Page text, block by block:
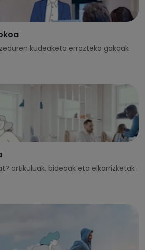
kudeaketa errazteko gakoak
artikuluak, bideoak eta elkarrizketak